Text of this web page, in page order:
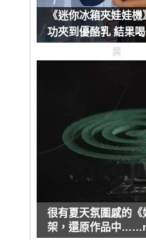
《迷你冰箱夾娃娃
功夾到優酪乳 結果
很有夏天氛圍感的
架，還原作品中